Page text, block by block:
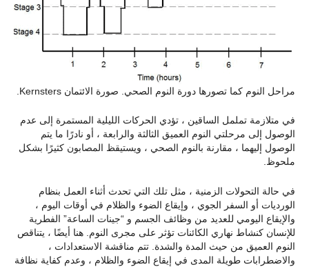
مراحل النوم كما تصورها دورة النوم الصحي. صورة الائتمان Kernsters.
في متلازمة تململ الساقين ، تؤدي الحركات الليلية المستمرة إلى عدم
الوصول إلى مرحلتي النوم العميق الثالثة والرابعة ، أو نادرًا ما يتم
الوصول إليهما ، مقارنة بالنوم الصحي ، ويستيقظ المصابون كثيرًا بشكل
ملحوظ.
في حالة التحولات الزمنية ، مثل تلك التي تحدث أثناء العمل بنظام
الورديات أو السفر الجوي ، وإيقاع الضوء والظلام في أوقات اليوم ،
والإيقاع اليومي للعديد من وظائف الجسم و “جينات الساعة” الفطرية
للإنسان كنشاط نهاري الكائنات تؤثر على مجرى النوم. هنا أيضًا ، يتناقص
النوم العميق من حيث المدة والشدة. تتم مناقشة الاستعدادات ،
والاضطرابات طويلة المدى في إيقاع الضوء والظلام ، وعدم كفاية نظافة